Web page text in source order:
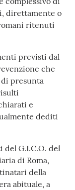
direttamente o
ritenuti
previsti dal
che
presunta
e
dediti
G.I.C.O. del
di Roma,
della
abituale, a